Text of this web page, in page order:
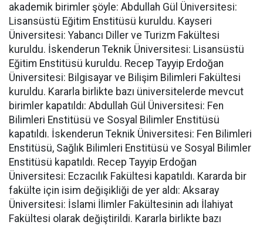
akademik birimler şöyle: Abdullah Gül Üniversitesi:
Lisansüstü Eğitim Enstitüsü kuruldu. Kayseri
Üniversitesi: Yabancı Diller ve Turizm Fakültesi
kuruldu. İskenderun Teknik Üniversitesi: Lisansüstü
Eğitim Enstitüsü kuruldu. Recep Tayyip Erdoğan
Üniversitesi: Bilgisayar ve Bilişim Bilimleri Fakültesi
kuruldu. Kararla birlikte bazı üniversitelerde mevcut
birimler kapatıldı: Abdullah Gül Üniversitesi: Fen
Bilimleri Enstitüsü ve Sosyal Bilimler Enstitüsü
kapatıldı. İskenderun Teknik Üniversitesi: Fen Bilimleri
Enstitüsü, Sağlık Bilimleri Enstitüsü ve Sosyal Bilimler
Enstitüsü kapatıldı. Recep Tayyip Erdoğan
Üniversitesi: Eczacılık Fakültesi kapatıldı. Kararda bir
fakülte için isim değişikliği de yer aldı: Aksaray
Üniversitesi: İslami İlimler Fakültesinin adı İlahiyat
Fakültesi olarak değiştirildi. Kararla birlikte bazı